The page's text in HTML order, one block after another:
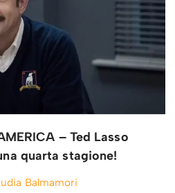
– Ted Lasso
quarta stagione!
Balmamori